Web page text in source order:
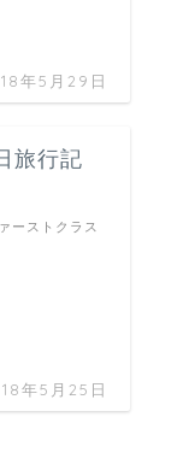
年5月29日
旅行記
年5月25日
ーストクラス